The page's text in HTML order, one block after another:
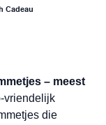
Cadeau
– meest
vriendelijk
die